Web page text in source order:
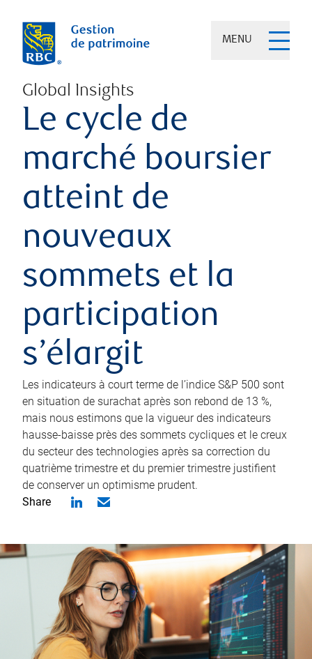
MENU
Global Insights
Le cycle de
marché boursier
atteint de
nouveaux
sommets et la
participation
s’élargit
Les indicateurs à court terme de l’indice S&P 500 sont
en situation de surachat après son rebond de 13 %,
mais nous estimons que la vigueur des indicateurs
hausse-baisse près des sommets cycliques et le creux
du secteur des technologies après sa correction du
quatrième trimestre et du premier trimestre justifient
de conserver un optimisme prudent.
Share